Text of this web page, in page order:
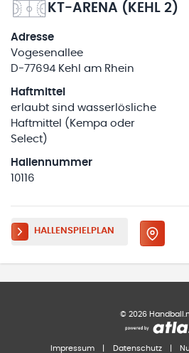
KT-ARENA (KEHL 2)
Adresse
Vogesenallee
D-77694 Kehl am Rhein
Haftmittel
erlaubt sind wasserlösliche
Haftmittel (Kempa oder
Select)
Hallennummer
10116
HALLENSPIELPLAN
© 2026
Impressum Datenschutz